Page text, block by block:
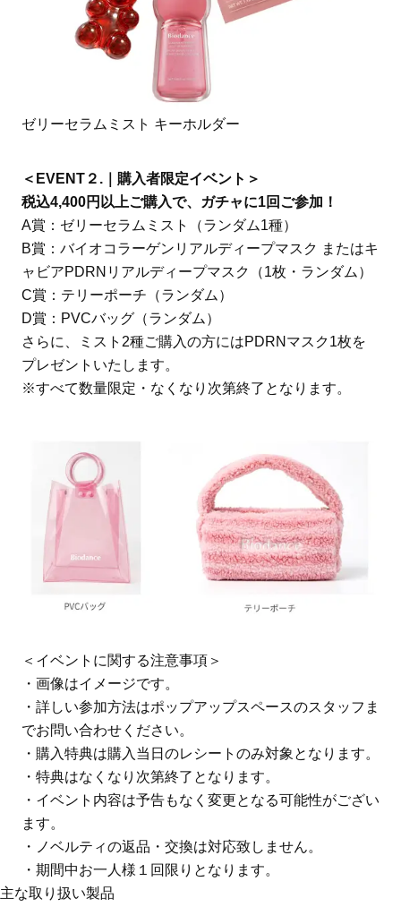
ゼリーセラムミスト キーホルダー
＜EVENT２.｜購入者限定イベント＞
税込4,400円以上ご購入で、ガチャに1回ご参加！
A賞：ゼリーセラムミスト（ランダム1種）
B賞：バイオコラーゲンリアルディープマスク またはキ
ャビアPDRNリアルディープマスク（1枚・ランダム）
C賞：テリーポーチ（ランダム）
D賞：PVCバッグ（ランダム）
さらに、ミスト2種ご購入の方にはPDRNマスク1枚を
プレゼントいたします。
※すべて数量限定・なくなり次第終了となります。
＜イベントに関する注意事項＞
・画像はイメージです。
・詳しい参加方法はポップアップスペースのスタッフま
でお問い合わせください。
・購入特典は購入当日のレシートのみ対象となります。
・特典はなくなり次第終了となります。
・イベント内容は予告もなく変更となる可能性がござい
ます。
・ノベルティの返品・交換は対応致しません。
・期間中お一人様１回限りとなります。
主な取り扱い製品